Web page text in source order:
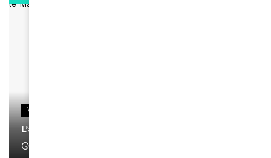
VIDEOS
L’artiste Yoan s’exprime